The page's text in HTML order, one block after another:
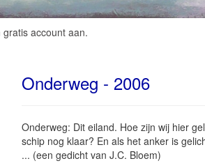
gratis account aan.
Onderweg - 2006
Onderweg: Dit eiland. Hoe zijn wij hier
schip nog klaar? En als het anker is
... (een gedicht van J.C. Bloem)